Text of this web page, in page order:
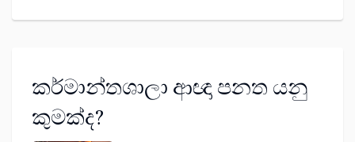
කර්මාන්තශාලා ආඥා පනත යනු
කුමක්ද?